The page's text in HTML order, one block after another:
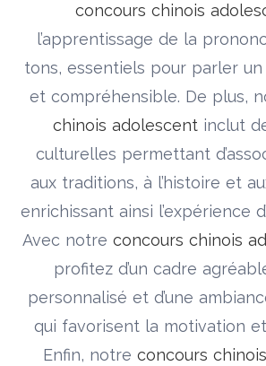
concours chinois
l’apprentissage de la
tons, essentiels pour parler
et compréhensible. De plus,
chinois adolescent inclut
culturelles permettant
aux traditions, à l’histoire et
enrichissant ainsi l’expérience
Avec notre concours chinois
profitez d’un cadre
personnalisé et d’une
qui favorisent la motivation
Enfin, notre concours